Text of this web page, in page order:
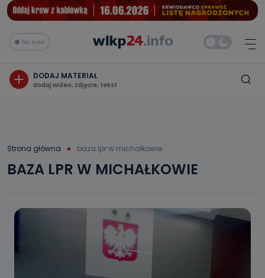
Na żywo
DODAJ MATERIAŁ
dodaj wideo, zdjęcie, tekst
Strona główna baza lpr w michałkowie
BAZA LPR W MICHAŁKOWIE